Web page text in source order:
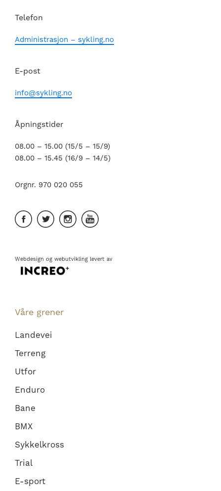
Telefon
Administrasjon – sykling.no
E-post
info@sykling.no
Åpningstider
08.00 – 15.00 (15/5 – 15/9)
08.00 – 15.45 (16/9 – 14/5)
Orgnr. 970 020 055
Webdesign og webutvikling levert av
Våre grener
Landevei
Terreng
Utfor
Enduro
Bane
BMX
Sykkelkross
Trial
E-sport